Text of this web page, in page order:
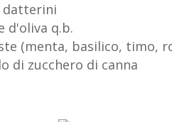
datterini
d'oliva q.b.
(menta, basilico, timo,
di zucchero di canna